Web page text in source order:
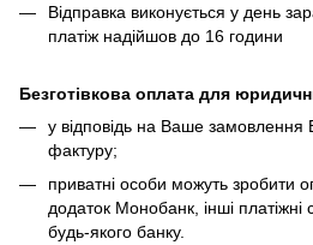
Відправка виконується у день
платіж надійшов до 16 години
Безготівкова оплата для
у відповідь на Ваше замовлення
фактуру;
приватні особи можуть зробити
додаток Монобанк, інші платіжні
будь-якого банку.